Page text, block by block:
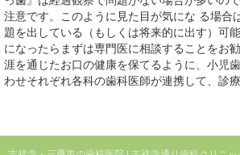
注意です。このように見た目が気にな る場合
題を出している（もしくは将来的に出す）可
になったらまずは専門医に相談することをお
涯を通じたお口の健康を保てるように、小児
わせそれぞれ各科の歯科医師が連携して、診